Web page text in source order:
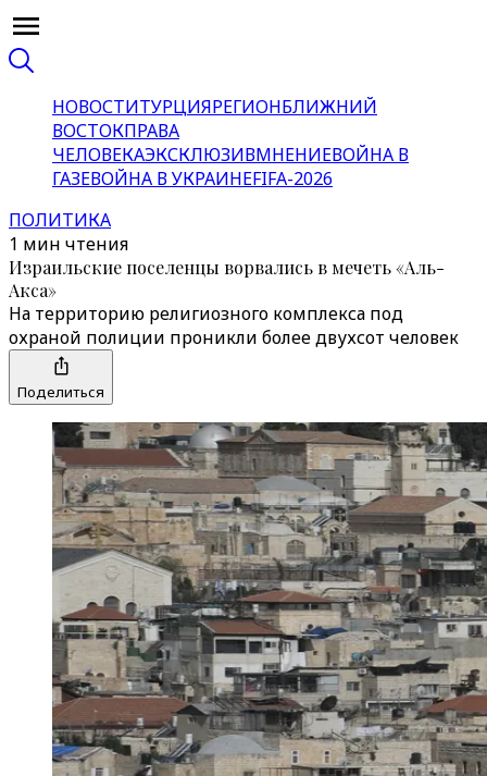
НОВОСТИТУРЦИЯРЕГИОНБЛИЖНИЙ
ВОСТОКПРАВА
ЧЕЛОВЕКАЭКСКЛЮЗИВМНЕНИЕВОЙНА В
ГАЗЕВОЙНА В УКРАИНЕFIFA-2026
ПОЛИТИКА
1 мин чтения
Израильские поселенцы ворвались в мечеть «Аль-
Акса»
На территорию религиозного комплекса под
охраной полиции проникли более двухсот человек
Поделиться